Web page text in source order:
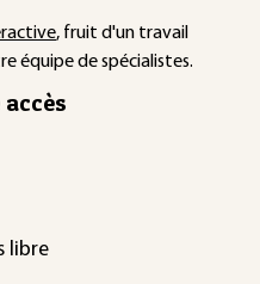
, fruit d'un travail
équipe de spécialistes.
libre